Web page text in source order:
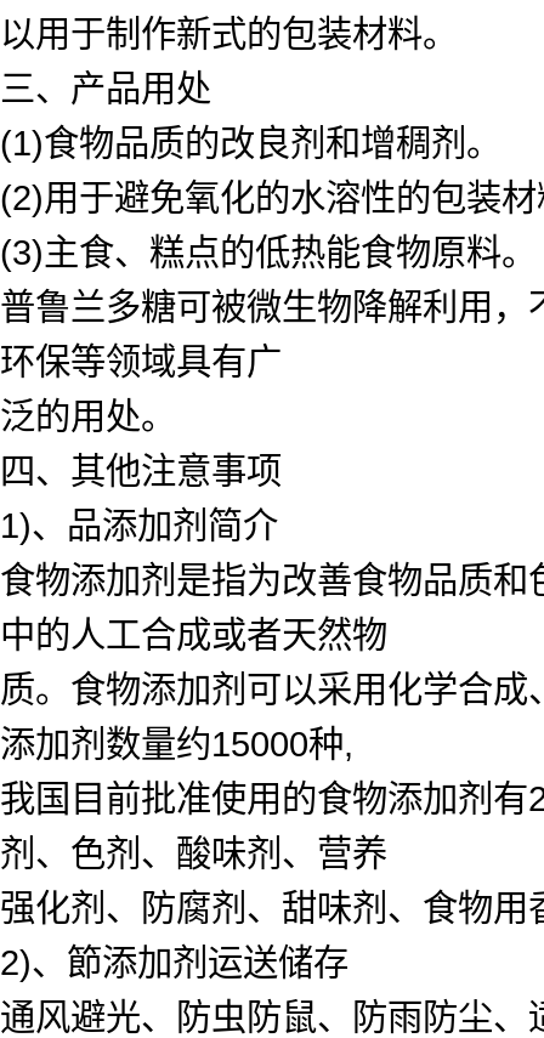
以用于制作新式的包装材料。
三、产品用处
(1)食物品质的改良剂和增稠剂。
(2)用于避免氧化的水溶性的包装
(3)主食、糕点的低热能食物原料。
普鲁兰多糖可被微生物降解利用
环保等领域具有广
泛的用处。
四、其他注意事项
1)、品添加剂简介
食物添加剂是指为改善食物品质
中的人工合成或者天然物
质。食物添加剂可以采用化学合
添加剂数量约15000种,
我国目前批准使用的食物添加剂
剂、色剂、酸味剂、营养
强化剂、防腐剂、甜味剂、食物用
2)、節添加剂运送储存
通风避光、防虫防鼠、防雨防尘